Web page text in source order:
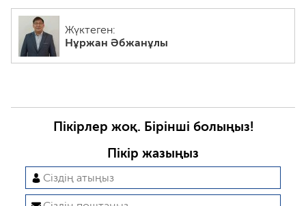
Жүктеген:
Нұржан Әбжанұлы
Пікірлер жоқ. Бірінші болыңыз!
Пікір жазыңыз